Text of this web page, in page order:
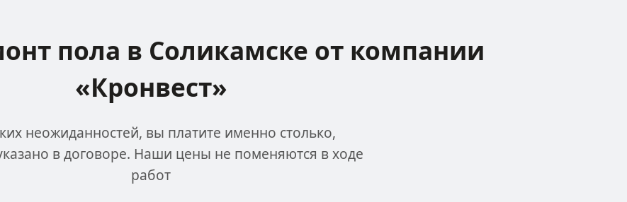
пола в Соликамске от компании
«Кронвест»
неожиданностей, вы платите именно столько,
в договоре. Наши цены не поменяются в ходе
работ